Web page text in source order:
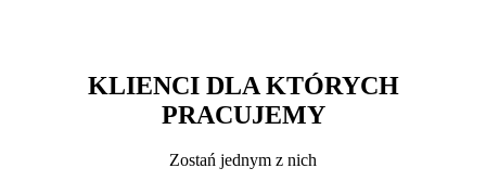
KLIENCI DLA KTÓRYCH
PRACUJEMY
Zostań jednym z nich